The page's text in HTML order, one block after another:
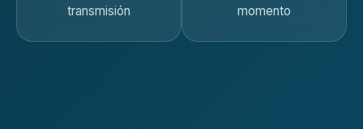
transmisión
momento